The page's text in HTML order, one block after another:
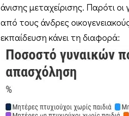
άνισης μεταχείρισης. Παρότι
από τους άνδρες
εκπαίδευση κάνει τη διαφορά: